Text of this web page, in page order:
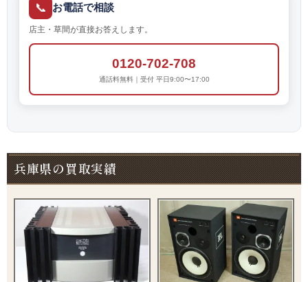
📞 お電話で相談
店主・草間が直接お答えします。
0120-702-708
通話料無料｜受付 平日9:00〜17:00
兵庫県の買取実績